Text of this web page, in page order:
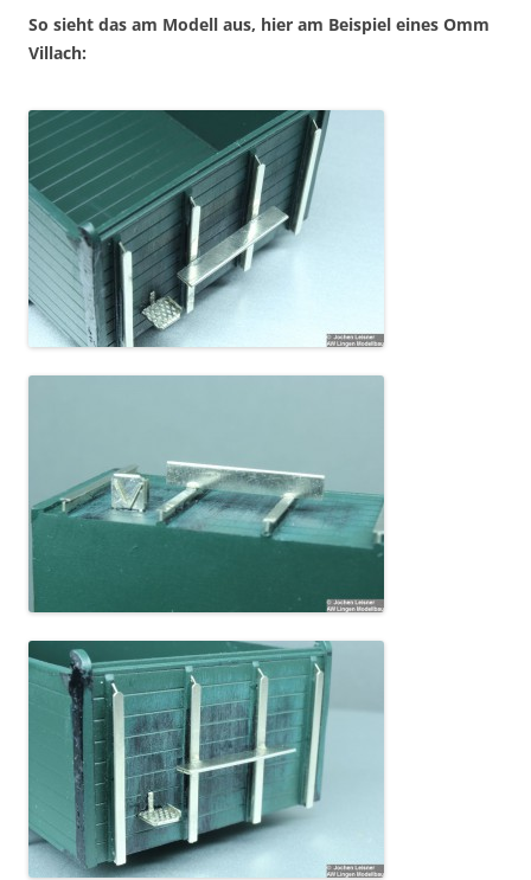
So sieht das am Modell aus, hier am Beispiel eines Omm
Villach: